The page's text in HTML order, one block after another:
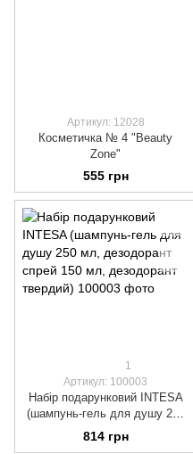
Артикул: 12028
Косметичка № 4 "Beauty
Zone"
555 грн
1
Артикул: 100003
Набір подарунковий INTESA
(шампунь-гель для душу 250
мл, дезодорант спрей 150 мл,
дезодорант твердий)
814 грн